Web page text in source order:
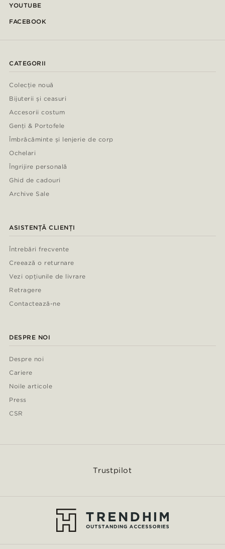
YOUTUBE
FACEBOOK
CATEGORII
Colecție nouă
Bijuterii și ceasuri
Accesorii costum
Genți & Portofele
Îmbrăcăminte și lenjerie de corp
Ochelari
Îngrijire personală
Ghid de cadouri
Archive Sale
ASISTENȚĂ CLIENȚI
Întrebări frecvente
Creează o returnare
Vezi opțiunile de livrare
Retragere
Contactează-ne
DESPRE NOI
Despre noi
Cariere
Noile articole
Press
CSR
Trustpilot